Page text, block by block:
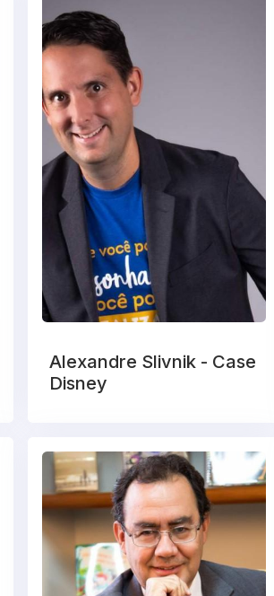
Alexandre Slivnik - Case
Disney